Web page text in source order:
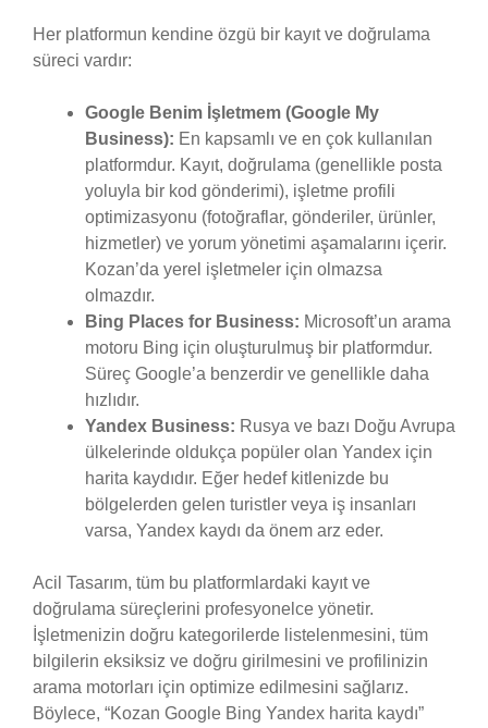
Her platformun kendine özgü bir kayıt ve doğrulama
süreci vardır:
Google Benim İşletmem (Google My
Business): En kapsamlı ve en çok kullanılan
platformdur. Kayıt, doğrulama (genellikle posta
yoluyla bir kod gönderimi), işletme profili
optimizasyonu (fotoğraflar, gönderiler, ürünler,
hizmetler) ve yorum yönetimi aşamalarını içerir.
Kozan’da yerel işletmeler için olmazsa
olmazdır.
Bing Places for Business: Microsoft’un arama
motoru Bing için oluşturulmuş bir platformdur.
Süreç Google’a benzerdir ve genellikle daha
hızlıdır.
Yandex Business: Rusya ve bazı Doğu Avrupa
ülkelerinde oldukça popüler olan Yandex için
harita kaydıdır. Eğer hedef kitlenizde bu
bölgelerden gelen turistler veya iş insanları
varsa, Yandex kaydı da önem arz eder.
Acil Tasarım, tüm bu platformlardaki kayıt ve
doğrulama süreçlerini profesyonelce yönetir.
İşletmenizin doğru kategorilerde listelenmesini, tüm
bilgilerin eksiksiz ve doğru girilmesini ve profilinizin
arama motorları için optimize edilmesini sağlarız.
Böylece, “Kozan Google Bing Yandex harita kaydı”